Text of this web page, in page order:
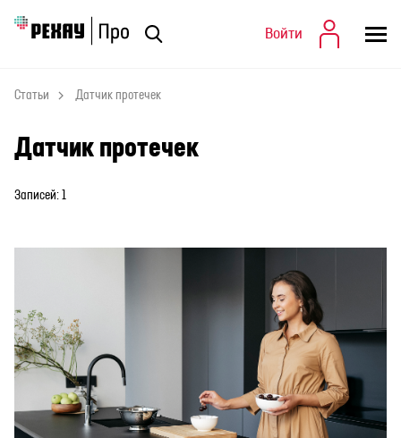
Статьи
Войти
Статьи Датчик протечек
Датчик протечек
Записей: 1